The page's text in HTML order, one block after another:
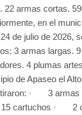
22 armas cortas.
en el
de julio de 2026,
3 armas largas.
4 plumas
de Apaseo el
· 3
cartuchos · 2